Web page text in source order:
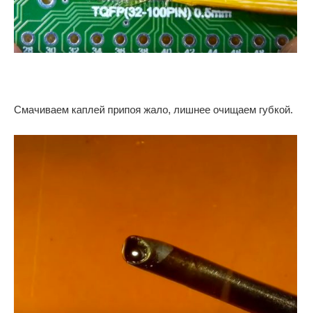
Смачиваем каплей припоя жало, лишнее очищаем губкой.